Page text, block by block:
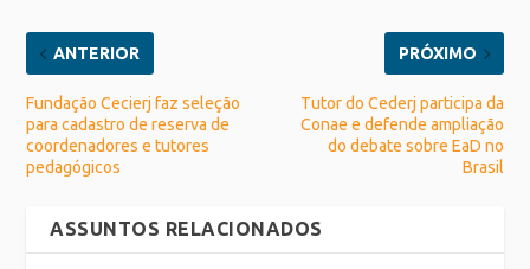
ANTERIOR
Fundação Cecierj faz seleção
para cadastro de reserva de
coordenadores e tutores
pedagógicos
PRÓXIMO
Tutor do Cederj participa da
Conae e defende ampliação
do debate sobre EaD no
Brasil
ASSUNTOS RELACIONADOS